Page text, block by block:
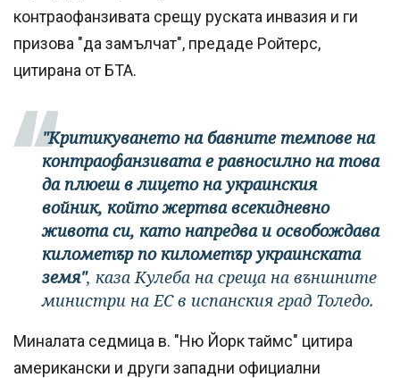
контраофанзивата срещу руската инвазия и ги
призова "да замълчат", предаде Ройтерс,
цитирана от БТА.
"Критикуването на бавните темпове на
контраофанзивата е равносилно на това
да плюеш в лицето на украинския
войник, който жертва всекидневно
живота си, като напредва и освобождава
километър по километър украинската
земя", каза Кулеба на среща на външните
министри на ЕС в испанския град Толедо.
Миналата седмица в. "Ню Йорк таймс" цитира
американски и други западни официални